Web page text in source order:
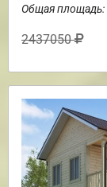
Общая площадь:
2437050